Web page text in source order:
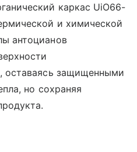
каркас UiO66-
и химической
антоцианов
оставаясь защищенными
но сохраняя